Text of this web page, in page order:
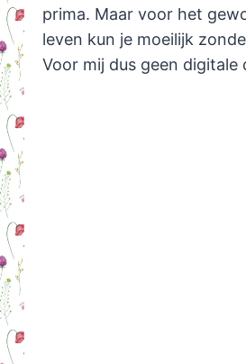
prima. Maar voor het
leven kun je moeilijk
Voor mij dus geen digitale